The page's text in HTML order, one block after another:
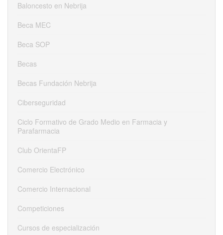
Baloncesto en Nebrija
Beca MEC
Beca SOP
Becas
Becas Fundación Nebrija
Ciberseguridad
Ciclo Formativo de Grado Medio en Farmacia y
Parafarmacia
Club OrientaFP
Comercio Electrónico
Comercio Internacional
Competiciones
Cursos de especialización